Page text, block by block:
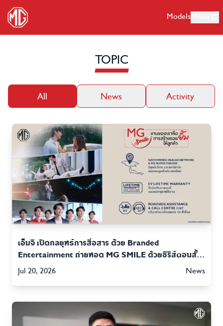
Models
TOPIC
All News Activity
เอ็มจี เปิดกลยุทธ์การสื่อสาร ด้วย Branded
Entertainment ถ่ายทอด MG SMILE ด้วยซีรีส์ตอนสั้น
พร้อมเปิดช่องทาง MG SMILE CONTACT CENTRE
Jul 20, 2026 News